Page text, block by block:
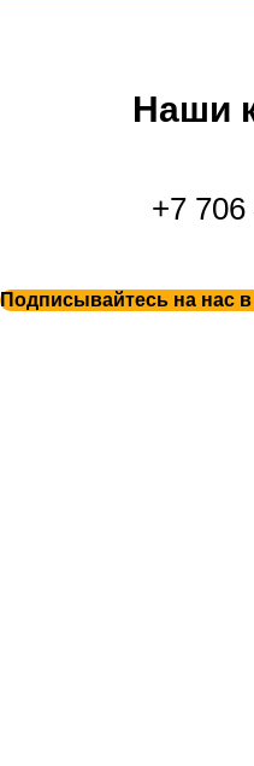
Наши
+7
Подписывайтесь на нас